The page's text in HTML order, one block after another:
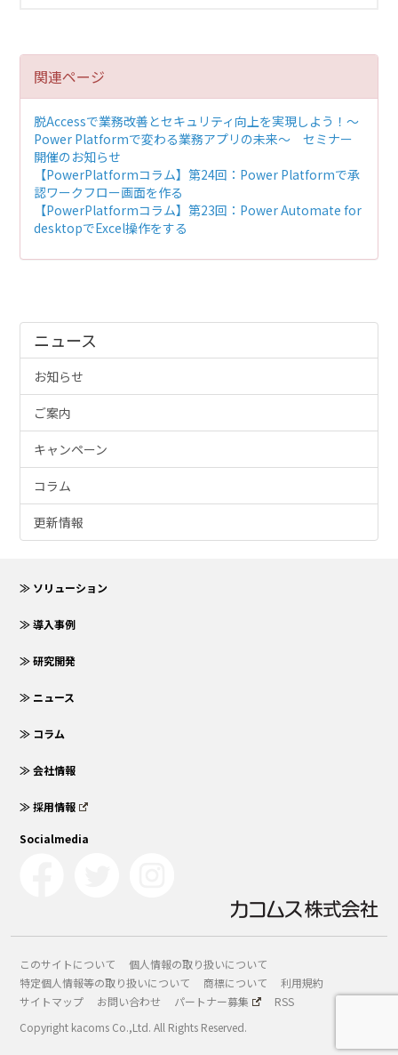
関連ページ
脱Accessで業務改善とセキュリティ向上を実現しよう！～
Power Platformで変わる業務アプリの未来～ セミナー
開催のお知らせ
【PowerPlatformコラム】第24回：Power Platformで承
認ワークフロー画面を作る
【PowerPlatformコラム】第23回：Power Automate for
desktopでExcel操作をする
ニュース
お知らせ
ご案内
キャンペーン
コラム
更新情報
≫ ソリューション
≫ 導入事例
≫ 研究開発
≫ ニュース
≫ コラム
≫ 会社情報
≫ 採用情報
Socialmedia
このサイトについて
個人情報の取り扱いについて
特定個人情報等の取り扱いについて
商標について
利用規約
サイトマップ
お問い合わせ パートナー募集
RSS
Copyright kacoms Co.,Ltd. All Rights Reserved.